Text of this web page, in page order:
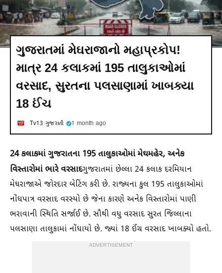
ગુજરાતમાં મેઘરાજાનો મહાપ્રકોપ!
માત્ર 24 કલાકમાં 195 તાલુકાઓમાં
વરસાદ, સુરતના પલસાણામાં ખાબક્યા
18 ઈંચ
Tv13 ગુજરાતી 1 month ago
24 કલાકમાં ગુજરાતના 195 તાલુકાઓમાં મેઘમહેર, અનેક
વિસ્તારોમાં ભારે વરસાદગુજરાતમાં છેલ્લા 24 કલાક દરમિયાન
મેઘરાજાએ જોરદાર બેટિંગ કરી છે. રાજ્યના કુલ 195 તાલુકાઓમાં
નોંધપાત્ર વરસાદ વરસ્યો છે જેના કારણે અનેક વિસ્તારોમાં પાણી
ભરાવાની સ્થિતિ સર્જાઈ છે. સૌથી વધુ વરસાદ સુરત જિલ્લાના
પલસાણા તાલુકામાં નોંધાયો છે. જ્યાં 18 ઈંચ વરસાદ ખાબક્યો હતો.
ADVERTISEMENT